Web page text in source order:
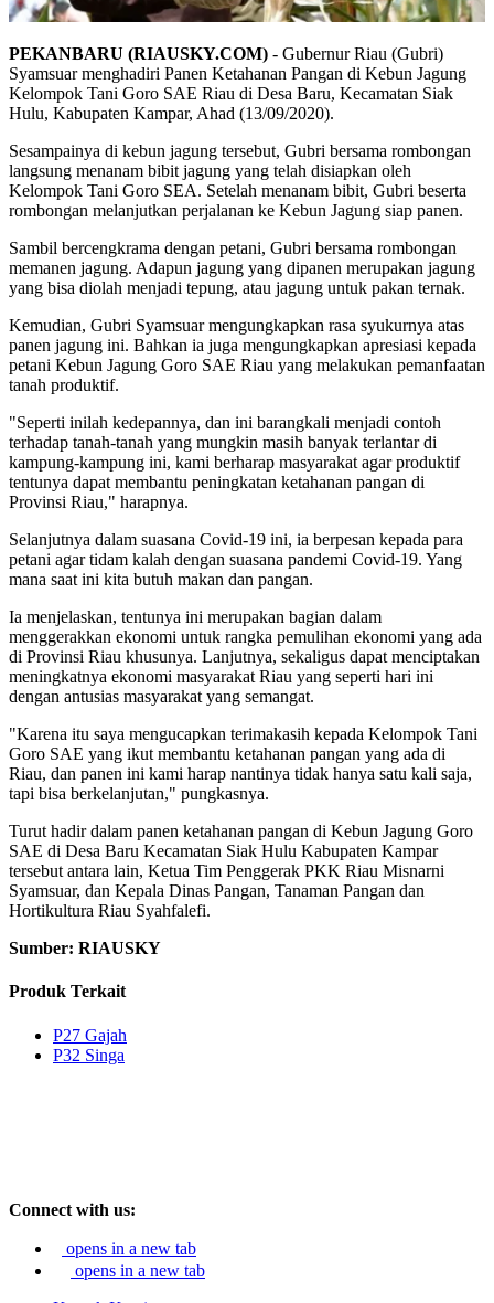
PEKANBARU (RIAUSKY.COM) - Gubernur Riau (Gubri)
Syamsuar menghadiri Panen Ketahanan Pangan di Kebun Jagung
Kelompok Tani Goro SAE Riau di Desa Baru, Kecamatan Siak
Hulu, Kabupaten Kampar, Ahad (13/09/2020).
Sesampainya di kebun jagung tersebut, Gubri bersama rombongan
langsung menanam bibit jagung yang telah disiapkan oleh
Kelompok Tani Goro SEA. Setelah menanam bibit, Gubri beserta
rombongan melanjutkan perjalanan ke Kebun Jagung siap panen.
Sambil bercengkrama dengan petani, Gubri bersama rombongan
memanen jagung. Adapun jagung yang dipanen merupakan jagung
yang bisa diolah menjadi tepung, atau jagung untuk pakan ternak.
Kemudian, Gubri Syamsuar mengungkapkan rasa syukurnya atas
panen jagung ini. Bahkan ia juga mengungkapkan apresiasi kepada
petani Kebun Jagung Goro SAE Riau yang melakukan pemanfaatan
tanah produktif.
"Seperti inilah kedepannya, dan ini barangkali menjadi contoh
terhadap tanah-tanah yang mungkin masih banyak terlantar di
kampung-kampung ini, kami berharap masyarakat agar produktif
tentunya dapat membantu peningkatan ketahanan pangan di
Provinsi Riau," harapnya.
Selanjutnya dalam suasana Covid-19 ini, ia berpesan kepada para
petani agar tidam kalah dengan suasana pandemi Covid-19. Yang
mana saat ini kita butuh makan dan pangan.
Ia menjelaskan, tentunya ini merupakan bagian dalam
menggerakkan ekonomi untuk rangka pemulihan ekonomi yang ada
di Provinsi Riau khusunya. Lanjutnya, sekaligus dapat menciptakan
meningkatnya ekonomi masyarakat Riau yang seperti hari ini
dengan antusias masyarakat yang semangat.
"Karena itu saya mengucapkan terimakasih kepada Kelompok Tani
Goro SAE yang ikut membantu ketahanan pangan yang ada di
Riau, dan panen ini kami harap nantinya tidak hanya satu kali saja,
tapi bisa berkelanjutan," pungkasnya.
Turut hadir dalam panen ketahanan pangan di Kebun Jagung Goro
SAE di Desa Baru Kecamatan Siak Hulu Kabupaten Kampar
tersebut antara lain, Ketua Tim Penggerak PKK Riau Misnarni
Syamsuar, dan Kepala Dinas Pangan, Tanaman Pangan dan
Hortikultura Riau Syahfalefi.
Sumber: RIAUSKY
Produk Terkait
P27 Gajah
P32 Singa
Connect with us:
opens in a new tab
opens in a new tab